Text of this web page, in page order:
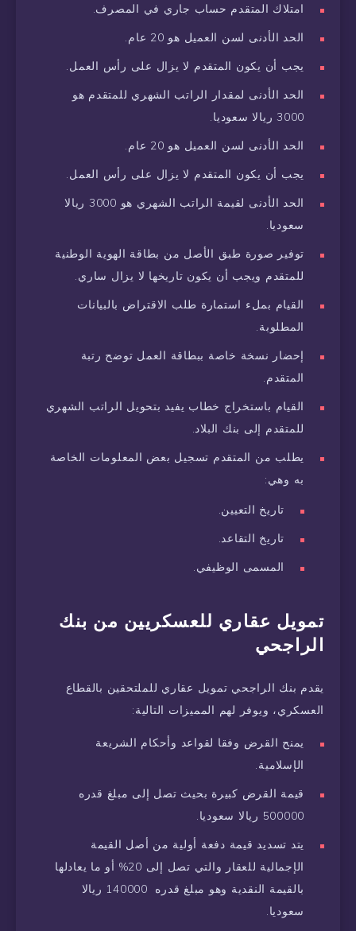
امتلاك المتقدم حساب جاري في المصرف.
الحد الأدنى لسن العميل هو 20 عام.
يجب أن يكون المتقدم لا يزال على رأس العمل.
الحد الأدنى لمقدار الراتب الشهري للمتقدم هو
3000 ريالا سعوديا.
الحد الأدنى لسن العميل هو 20 عام.
يجب أن يكون المتقدم لا يزال على رأس العمل.
الحد الأدنى لقيمة الراتب الشهري هو 3000 ريالا
سعوديا.
توفير صورة طبق الأصل من بطاقة الهوية الوطنية
للمتقدم ويجب أن يكون تاريخها لا يزال ساري.
القيام بملء استمارة طلب الاقتراض بالبيانات
المطلوبة.
إحضار نسخة خاصة ببطاقة العمل توضح رتبة
المتقدم.
القيام باستخراج خطاب يفيد بتحويل الراتب الشهري
للمتقدم إلى بنك البلاد.
يطلب من المتقدم تسجيل بعض المعلومات الخاصة
به وهي:
تاريخ التعيين.
تاريخ التقاعد.
المسمى الوظيفي.
تمويل عقاري للعسكريين من بنك
الراجحي
يقدم بنك الراجحي تمويل عقاري للملتحقين بالقطاع
العسكري، ويوفر لهم المميزات التالية:
يمنح القرض وفقا لقواعد وأحكام الشريعة
الإسلامية.
قيمة القرض كبيرة بحيث تصل إلى مبلغ قدره
500000 ريالا سعوديا.
يتد تسديد قيمة دفعة أولية من أصل القيمة
الإجمالية للعقار والتي تصل إلى 20% أو ما يعادلها
بالقيمة النقدية وهو مبلغ قدره 140000 ريالا
سعوديا.